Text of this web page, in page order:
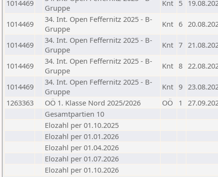
1014469
Gruppe
Knt 5
1014469
34. Int. Open Feffernitz 2025 - B-
Gruppe
Knt 6
1014469
34. Int. Open Feffernitz 2025 - B-
Gruppe
Knt 7
1014469
34. Int. Open Feffernitz 2025 - B-
Gruppe
Knt 8
1014469
34. Int. Open Feffernitz 2025 - B-
Gruppe
Knt 9
1263363
OÖ 1. Klasse Nord 2025/2026 OÖ 1
Gesamtpartien 10
Elozahl per 01.10.2025
Elozahl per 01.01.2026
Elozahl per 01.04.2026
Elozahl per 01.07.2026
Elozahl per 01.10.2026